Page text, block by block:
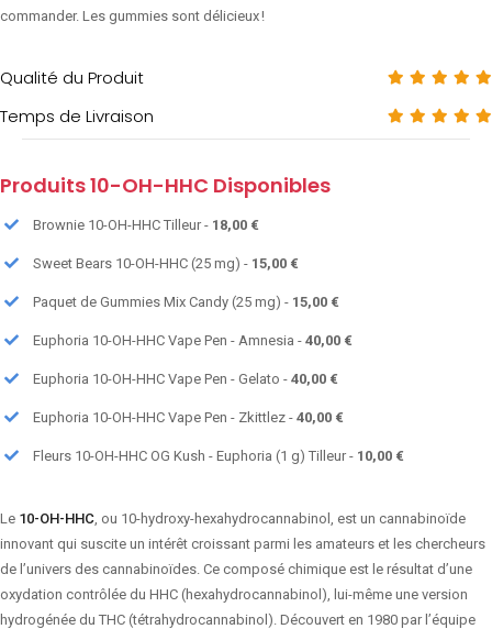
commander. Les gummies sont délicieux !
Qualité du Produit
Temps de Livraison
Produits 10-OH-HHC Disponibles
Brownie 10-OH-HHC Tilleur - 18,00 €
Sweet Bears 10-OH-HHC (25 mg) - 15,00 €
Paquet de Gummies Mix Candy (25 mg) - 15,00 €
Euphoria 10-OH-HHC Vape Pen - Amnesia - 40,00 €
Euphoria 10-OH-HHC Vape Pen - Gelato - 40,00 €
Euphoria 10-OH-HHC Vape Pen - Zkittlez - 40,00 €
Fleurs 10-OH-HHC OG Kush - Euphoria (1 g) Tilleur - 10,00 €
Le 10-OH-HHC , ou 10-hydroxy-hexahydrocannabinol, est un cannabinoïde
innovant qui suscite un intérêt croissant parmi les amateurs et les chercheurs
de l’univers des cannabinoïdes. Ce composé chimique est le résultat d’une
oxydation contrôlée du HHC (hexahydrocannabinol), lui-même une version
hydrogénée du THC (tétrahydrocannabinol). Découvert en 1980 par l’équipe